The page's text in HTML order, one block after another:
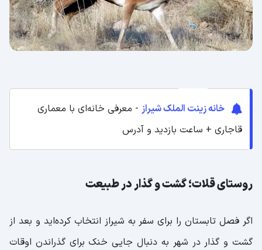
خانه زینت الملک شیراز - معرفی خانه‌ای با معماری
قاجاری + ساعت بازدید و آدرس
روستای قلات؛ گشت و گذار در طبیعت
اگر فصل تابستان را برای سفر به شیراز انتخاب کرده‌اید و بعد از
گشت و گذار در شهر به دنبال جایی خنک برای گذراندن اوقات